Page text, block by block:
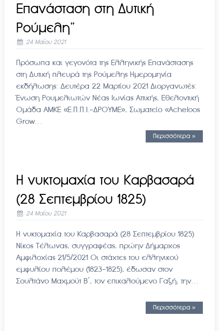
Επανάσταση στη Δυτική
Ρούμελη”
24 Μαΐου 2021
Πρόσωπα και γεγονότα της Ελληνικής Επανάστασης
στη Δυτική πλευρά της Ρούμελης Ημερομηνία
εκδήλωσης: Δευτέρα 22 Μαρτίου 2021 Διοργανωτές:
Ένωση Ρουμελιωτών Νέας Ιωνίας Αττικής, Εθελοντική
Ομάδα ΑΜΚΕ «Ε.Π.Π.Ι.-ΔΡΟΥΜΕ», Σωματείο «Acheloos
Grow…
Περισσότερα »
Η νυκτομαχία του Καρβασαρά
(28 Σεπτεμβρίου 1825)
24 Μαΐου 2021
Η νυκτομαχία του Καρβασαρά (28 Σεπτεμβρίου 1825)
Νίκος Τέλωνας, συγγραφέας, πρώην Δήμαρχος
Αμφιλοχίας 21/5/2021 Οι στάχτες του ελληνικού
εμφυλίου πολέμου (1823-1825), έδωσαν στον
Σουλτάνο Μαχμούτ Β΄, τον επικαλούμενο Γαζή, την…
Περισσότερα »